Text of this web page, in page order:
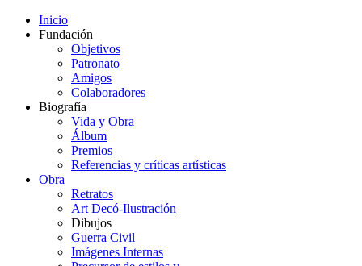
Inicio
Fundación
Objetivos
Patronato
Amigos
Colaboradores
Biografía
Vida y Obra
Álbum
Premios
Referencias y críticas artísticas
Obra
Retratos
Art Decó-Ilustración
Dibujos
Guerra Civil
Imágenes Internas